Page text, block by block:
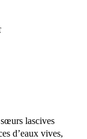
lascives
d’eaux vives,